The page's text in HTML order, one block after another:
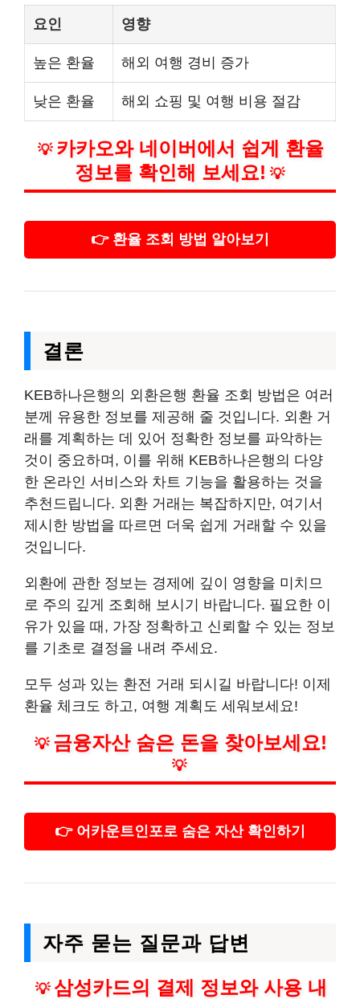
요인 영향
높은 환율 해외 여행 경비 증가
낮은 환율 해외 쇼핑 및 여행 비용 절감
💡 카카오와 네이버에서 쉽게 환율
정보를 확인해 보세요! 💡
👉 환율 조회 방법 알아보기
결론
KEB하나은행의 외환은행 환율 조회 방법은 여러
분께 유용한 정보를 제공해 줄 것입니다. 외환 거
래를 계획하는 데 있어 정확한 정보를 파악하는
것이 중요하며, 이를 위해 KEB하나은행의 다양
한 온라인 서비스와 차트 기능을 활용하는 것을
추천드립니다. 외환 거래는 복잡하지만, 여기서
제시한 방법을 따르면 더욱 쉽게 거래할 수 있을
것입니다.
외환에 관한 정보는 경제에 깊이 영향을 미치므
로 주의 깊게 조회해 보시기 바랍니다. 필요한 이
유가 있을 때, 가장 정확하고 신뢰할 수 있는 정보
를 기초로 결정을 내려 주세요.
모두 성과 있는 환전 거래 되시길 바랍니다! 이제
환율 체크도 하고, 여행 계획도 세워보세요!
💡 금융자산 숨은 돈을 찾아보세요!
💡
👉 어카운트인포로 숨은 자산 확인하기
자주 묻는 질문과 답변
💡 삼성카드의 결제 정보와 사용 내